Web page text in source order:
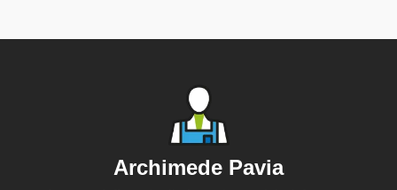
Archimede Pavia